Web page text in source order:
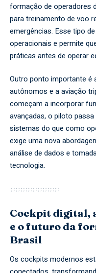
formação de operadores
para treinamento de voo
emergências. Esse tipo
operacionais e permite
práticas antes de operar
Outro ponto importante é
autônomos e a aviação
começam a incorporar
avançadas, o piloto
sistemas do que como
exige uma nova
análise de dados e
tecnologia.
Cockpit digital,
e o futuro da
Brasil
Os cockpits modernos